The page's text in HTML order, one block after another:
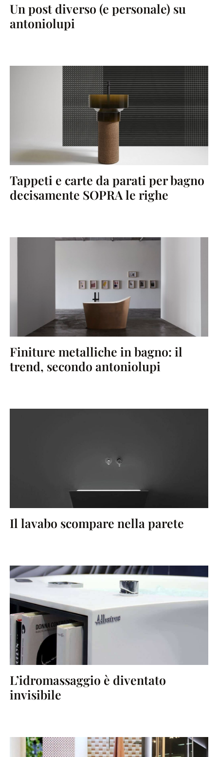
Un post diverso (e personale) su
antoniolupi
Tappeti e carte da parati per bagno
decisamente SOPRA le righe
Finiture metalliche in bagno: il
trend, secondo antoniolupi
Il lavabo scompare nella parete
L’idromassaggio è diventato
invisibile